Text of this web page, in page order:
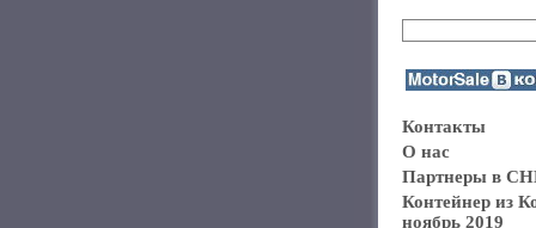
Контакты
О нас
Партнеры в
Контейнер из
ноябрь 2019